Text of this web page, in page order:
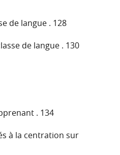
de langue . 128
de langue . 130
. 134
à la centration sur